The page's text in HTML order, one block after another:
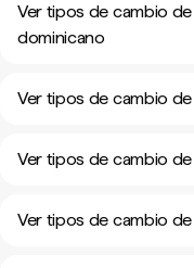
Ver tipos de cambio
dominicano
Ver tipos de cambio
Ver tipos de cambio
Ver tipos de cambio